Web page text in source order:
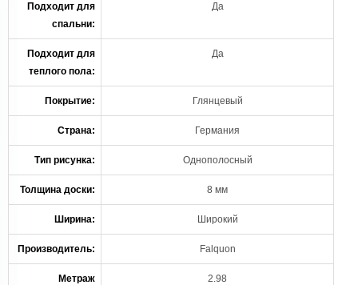
Подходит для
спальни:
Да
Подходит для
теплого пола:
Да
Покрытие: Глянцевый
Страна: Германия
Тип рисунка: Однополосный
Толщина доски: 8 мм
Ширина: Широкий
Производитель: Falquon
Метраж
2.98